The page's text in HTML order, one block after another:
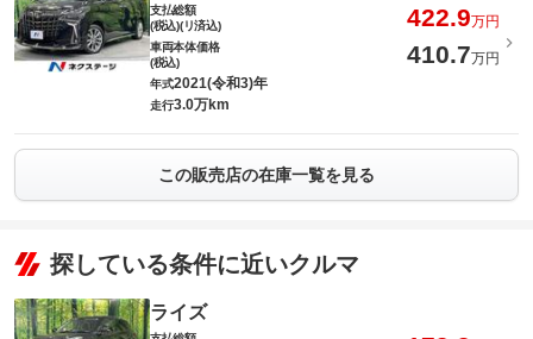
支払総額
(税込)(リ済込)
422.9万円
車両本体価格
(税込)
410.7万円
年式2021(令和3)年
走行3.0万km
この販売店の在庫一覧を見る
探している条件に近いクルマ
ライズ